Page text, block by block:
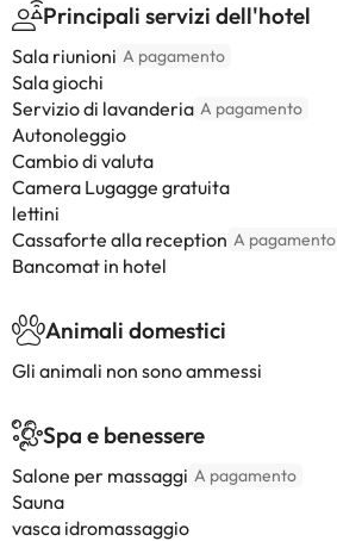
Principali servizi dell'hotel
Sala riunioni A pagamento
Sala giochi
Servizio di lavanderia A pagamento
Autonoleggio
Cambio di valuta
Camera Lugagge gratuita
lettini
Cassaforte alla reception A pagamento
Bancomat in hotel
Animali domestici
Gli animali non sono ammessi
Spa e benessere
Salone per massaggi A pagamento
Sauna
vasca idromassaggio